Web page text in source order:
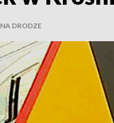
DRODZE